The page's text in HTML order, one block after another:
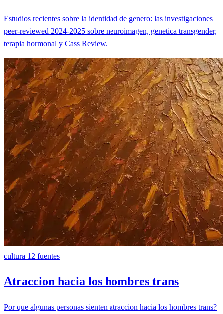
Estudios recientes sobre la identidad de genero: las investigaciones
peer-reviewed 2024-2025 sobre neuroimagen, genetica transgender,
terapia hormonal y Cass Review.
cultura 12 fuentes
Atraccion hacia los hombres trans
Por que algunas personas sienten atraccion hacia los hombres trans?